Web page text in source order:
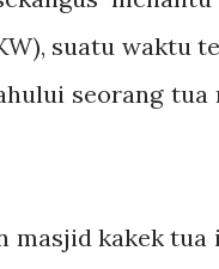
suatu waktu
seorang
masjid kakek